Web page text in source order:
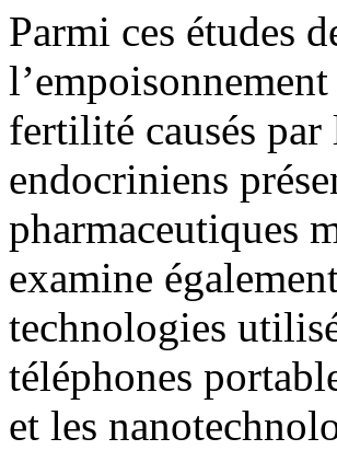
Parmi ces études
fertilité causés par
endocriniens
pharmaceutiques
examine
technologies
téléphones
et les